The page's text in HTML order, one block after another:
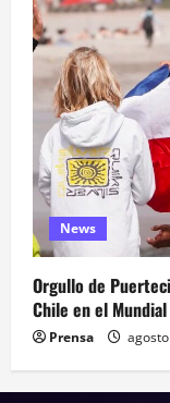
News
Orgullo de
Chile en el
Prensa